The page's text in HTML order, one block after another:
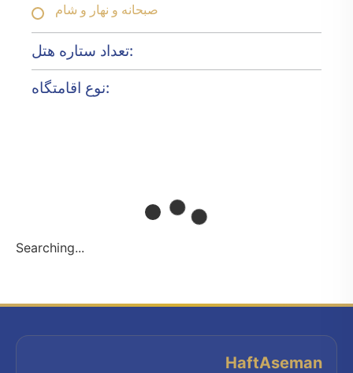
صبحانه و نهار و شام
تعداد ستاره هتل:
نوع اقامتگاه:
Searching...
HaftAseman